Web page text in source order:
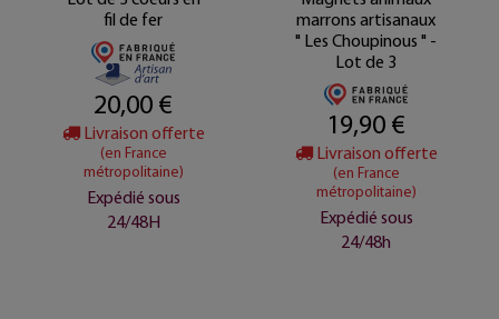
fil de fer
20,00 €
Livraison offerte
(en France
métropolitaine)
Expédié sous
24/48H
marrons artisanaux
" Les Choupinous " -
Lot de 3
19,90 €
Livraison offerte
(en France
métropolitaine)
Expédié sous
24/48h